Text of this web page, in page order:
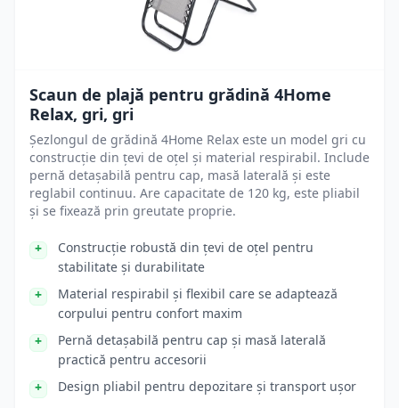
Scaun de plajă pentru grădină 4Home
Relax, gri, gri
Șezlongul de grădină 4Home Relax este un model gri cu
construcție din țevi de oțel și material respirabil. Include
pernă detașabilă pentru cap, masă laterală și este
reglabil continuu. Are capacitate de 120 kg, este pliabil
și se fixează prin greutate proprie.
Construcție robustă din țevi de oțel pentru
stabilitate și durabilitate
Material respirabil și flexibil care se adaptează
corpului pentru confort maxim
Pernă detașabilă pentru cap și masă laterală
practică pentru accesorii
Design pliabil pentru depozitare și transport ușor